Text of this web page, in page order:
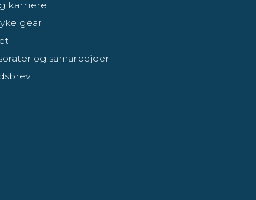
karriere
og samarbejder